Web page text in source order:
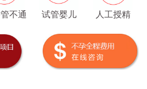
不通 试管婴儿 人工授精